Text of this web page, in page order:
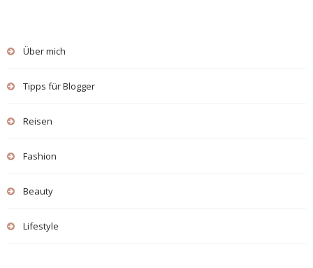
Über mich
Tipps für Blogger
Reisen
Fashion
Beauty
Lifestyle